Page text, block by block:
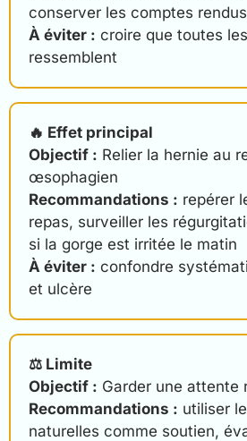
conserver les comptes rendus
À éviter : croire que toutes
ressemblent
🔥 Effet principal
Objectif : Relier la hernie au
œsophagien
Recommandations : repérer
repas, surveiller les
si la gorge est irritée le matin
À éviter : confondre
et ulcère
⚖️ Limite
Objectif : Garder une attente
Recommandations : utiliser
naturelles comme soutien,